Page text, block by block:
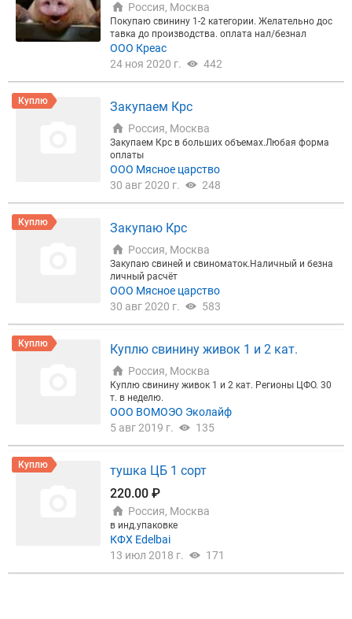
Россия, Москва
Покупаю свинину 1-2 категории. Желательно дос
тавка до производства. оплата нал/безнал
ООО Креас
24 ноя 2020 г.
442
Куплю Закупаем Крс
Россия, Москва
Закупаем Крс в больших объемах.Любая форма
оплаты
ООО Мясное царство
30 авг 2020 г.
248
Куплю Закупаю Крс
Россия, Москва
Закупаю свиней и свиноматок.Наличный и безна
личный расчёт
ООО Мясное царство
30 авг 2020 г.
583
Куплю Куплю свинину живок 1 и 2 кат.
Россия, Москва
Куплю свинину живок 1 и 2 кат. Регионы ЦФО. 30
т. в неделю.
ООО ВОМОЭО Эколайф
5 авг 2019 г.
135
Куплю
тушка ЦБ 1 сорт
220.00 ₽
Россия, Москва
в инд.упаковке
КФХ Edelbai
13 июл 2018 г.
171